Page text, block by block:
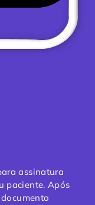
assinatura
paciente. Após